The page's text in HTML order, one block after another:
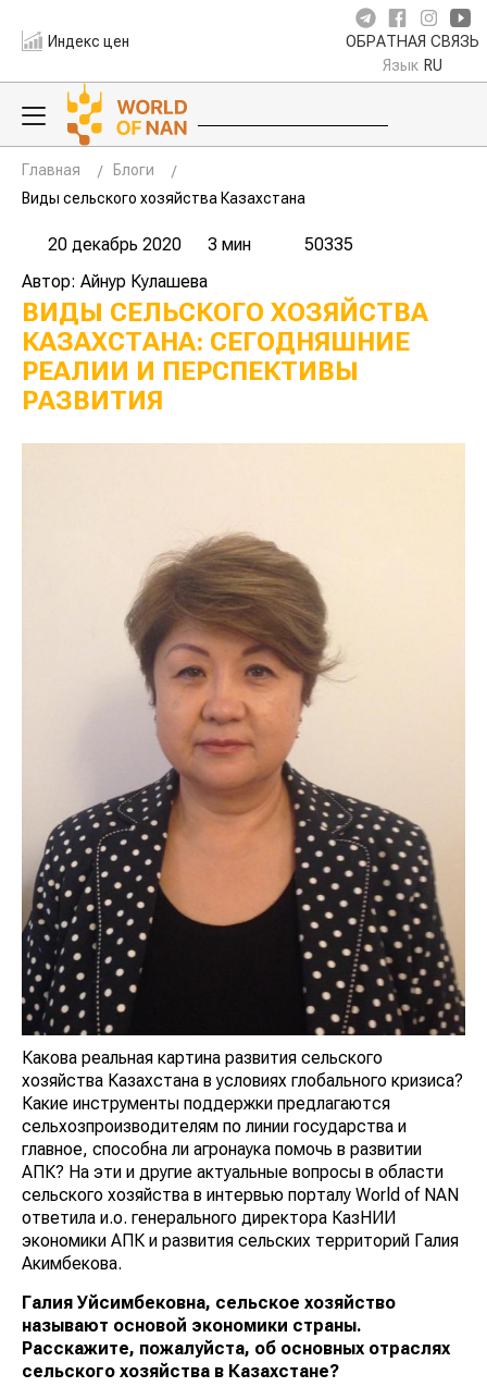
Индекс цен ОБРАТНАЯ СВЯЗЬ
Язык RU
Главная
Блоги
Виды сельского хозяйства Казахстана
20 декабрь 2020 3 мин
50335
Автор: Айнур Кулашева
ВИДЫ СЕЛЬСКОГО ХОЗЯЙСТВА
КАЗАХСТАНА: СЕГОДНЯШНИЕ
РЕАЛИИ И ПЕРСПЕКТИВЫ
РАЗВИТИЯ
Какова реальная картина развития сельского
хозяйства Казахстана в условиях глобального кризиса?
Какие инструменты поддержки предлагаются
сельхозпроизводителям по линии государства и
главное, способна ли агронаука помочь в развитии
АПК? На эти и другие актуальные вопросы в области
сельского хозяйства в интервью порталу World of NAN
ответила и.о. генерального директора КазНИИ
экономики АПК и развития сельских территорий Галия
Акимбекова.
Галия Уйсимбековна, сельское хозяйство
называют основой экономики страны.
Расскажите, пожалуйста, об основных отраслях
сельского хозяйства в Казахстане?